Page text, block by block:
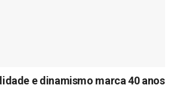
e dinamismo marca 40 anos